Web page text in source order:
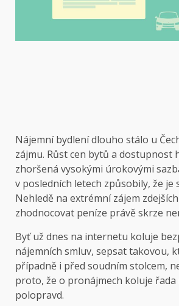
Nájemní bydlení dlouho stálo u
zájmu. Růst cen bytů a dostupnost
zhoršená vysokými úrokovými
v posledních letech způsobily, že je
Nehledě na extrémní zájem
zhodnocovat peníze právě skrze
Byť už dnes na internetu koluje
nájemních smluv, sepsat takovou,
případně i před soudním stolcem,
proto, že o pronájmech koluje řada
polopravd.